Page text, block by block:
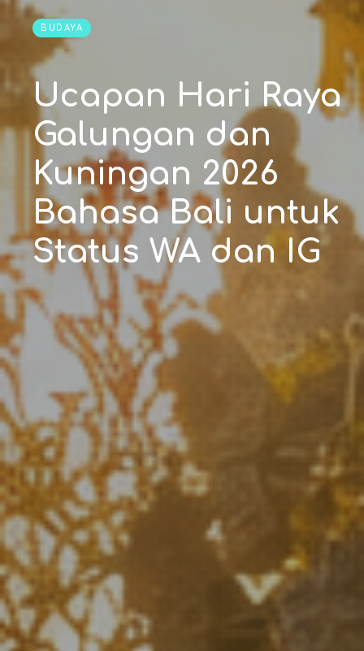
BUDAYA
Ucapan Hari Raya
Galungan dan
Kuningan 2026
Bahasa Bali untuk
Status WA dan IG